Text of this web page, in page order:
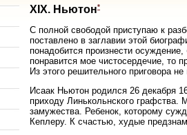
XIX. Ньютон*
С полной свободой приступаю к
поставлено в заглавии этой
понадобится произнести
понравится мое чистосердечие, то
Из этого решительного приговора
Исаак Ньютон родился 26 декабря
приходу Линькольнского графства.
замужества. Ребенок, которому
Кеплеру. К счастью, худые